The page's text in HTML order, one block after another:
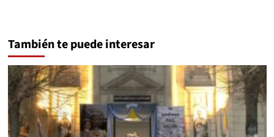
También te puede interesar